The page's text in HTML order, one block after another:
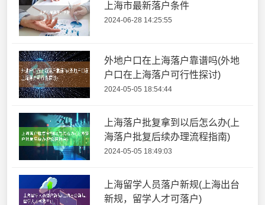
上海市最新落户条件
2024-06-28 14:25:55
外地户口在上海落户靠谱吗(外地
户口在上海落户可行性探讨)
2024-05-05 18:54:44
上海落户批复拿到以后怎么办(上
海落户批复后续办理流程指南)
2024-05-05 18:49:03
上海留学人员落户新规(上海出台
新规，留学人才可落户)